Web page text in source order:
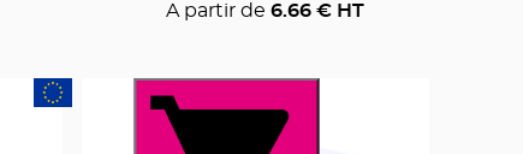
A partir de 6.66 € HT